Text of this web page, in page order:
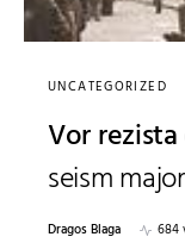
UNCATEGORIZED
Vor
seism major
Dragos Blaga
684